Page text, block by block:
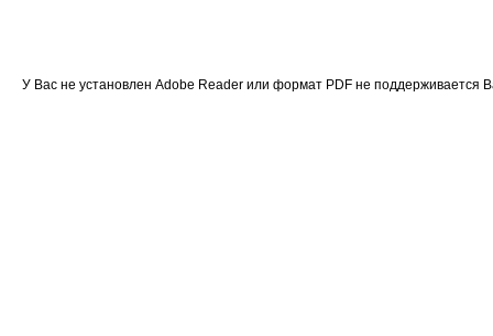
У Вас не установлен Adobe Reader или формат PDF не поддерживается